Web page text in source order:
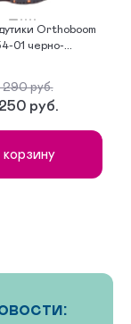
Orthoboom
01 черно-...
290 руб.
руб.
корзину